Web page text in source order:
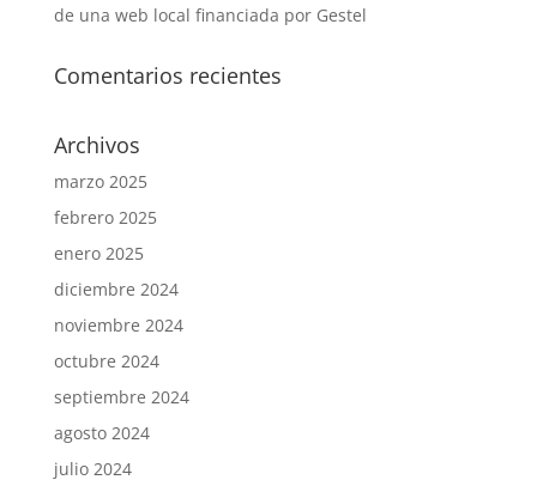
de una web local financiada por Gestel
Comentarios recientes
Archivos
marzo 2025
febrero 2025
enero 2025
diciembre 2024
noviembre 2024
octubre 2024
septiembre 2024
agosto 2024
julio 2024